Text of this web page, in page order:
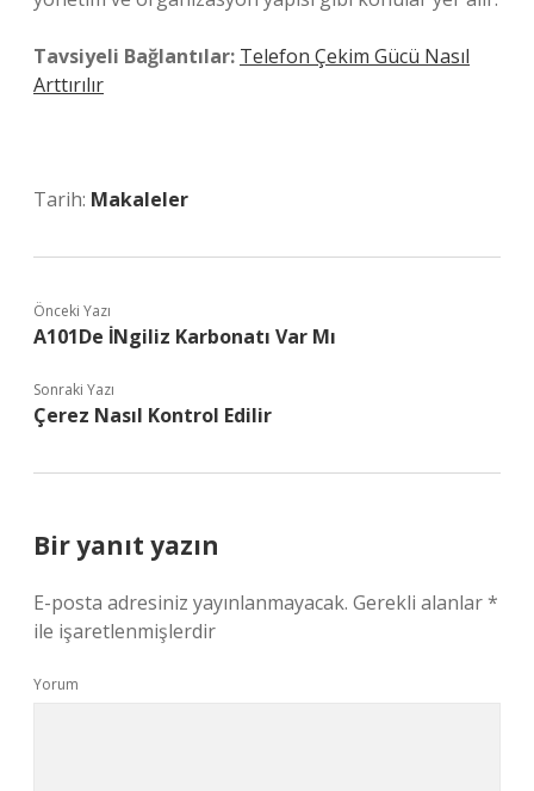
Tavsiyeli Bağlantılar: Telefon Çekim Gücü Nasıl
Arttırılır
Tarih: Makaleler
Önceki Yazı
A101De İNgiliz Karbonatı Var Mı
Sonraki Yazı
Çerez Nasıl Kontrol Edilir
Bir yanıt yazın
E-posta adresiniz yayınlanmayacak. Gerekli alanlar*
ile işaretlenmişlerdir
Yorum